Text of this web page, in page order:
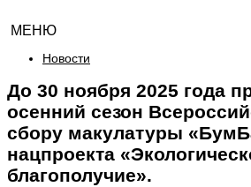
МЕНЮ
Новости
До 30 ноября 2025 года
осенний сезон
сбору макулатуры
нацпроекта
благополучие».